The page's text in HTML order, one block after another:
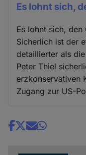
Es lohnt sich,
Es lohnt sich, den
Sicherlich ist der
detaillierter als
Peter Thiel
erzkonservativen
Zugang zur US-
Share